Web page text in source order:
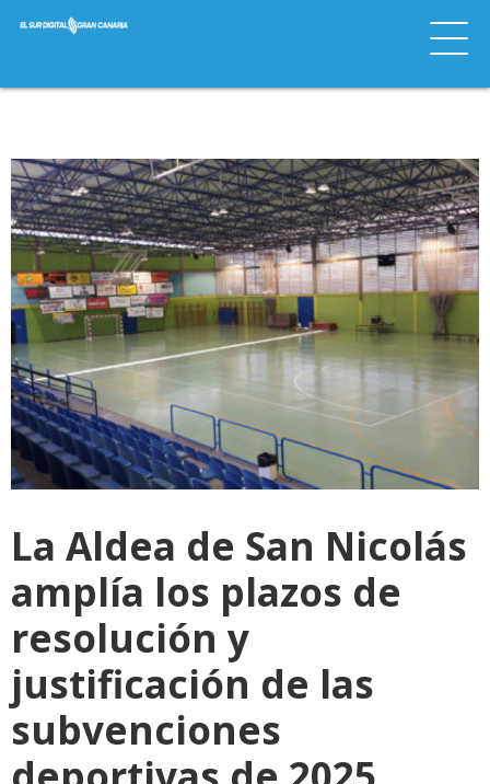
La Aldea de San Nicolás
amplía los plazos de
resolución y
justificación de las
subvenciones